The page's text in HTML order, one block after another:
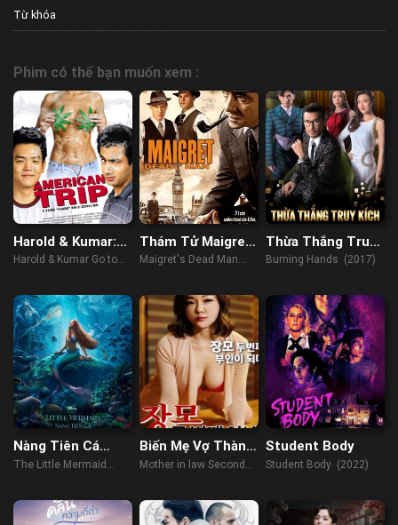
Từ khóa
Phim có thể bạn muốn xem :
Harold & Kumar:
Đến Lâu Đài Trắng
Harold & Kumar Go to
Thám Tử Maigret
2- Người Đã Khuất
Maigret's Dead Man
Thừa Thắng Truy
Kích
Burning Hands (2017)
Nàng Tiên Cá
(RAWCAM)
The Little Mermaid
Biến Mẹ Vợ Thành
Vợ Hai
Mother in law Second
Student Body
Student Body (2022)